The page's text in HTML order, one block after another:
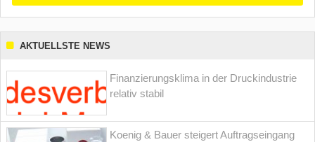
AKTUELLSTE NEWS
Finanzierungsklima in der Druckindustrie
relativ stabil
Koenig & Bauer steigert Auftragseingang